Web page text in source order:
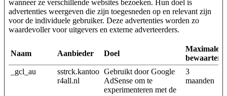
wanneer ze verschillende websites bezoeken. Hun doel is
advertenties weergeven die zijn toegesneden op en relevant zijn
voor de individuele gebruiker. Deze advertenties worden zo
waardevoller voor uitgevers en externe adverteerders.
Naam Aanbieder Doel
Maximale
_gcl_au
sstrck.kantoo
r4all.nl
Gebruikt door Google
AdSense om te
experimenteren met de
3
maanden